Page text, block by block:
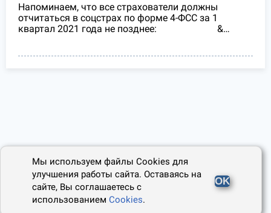
Напоминаем, что все страхователи должны
отчитаться в соцстрах по форме 4-ФСС за 1
квартал 2021 года не позднее: &…
Мы используем файлы Cookies для
улучшения работы сайта. Оставаясь на
сайте, Вы соглашаетесь с
использованиемCookies.
OK